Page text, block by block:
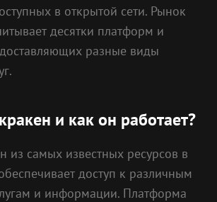
в открытой сети. Рынок
десятки платформ и
разные виды
и как он работает?
из самых известных ресурсов в
доступ к различным
и информации. Платформа